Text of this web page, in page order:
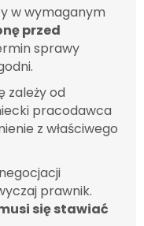
w wymaganym
przed
sprawy
zależy od
pracodawca
z właściwego
prawnik.
się stawiać